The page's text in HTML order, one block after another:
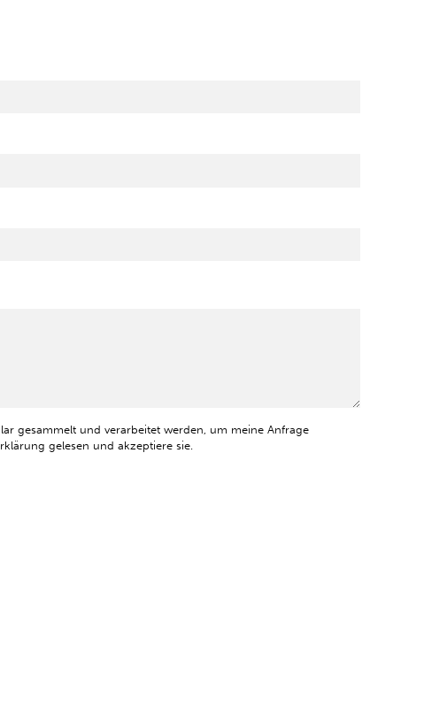
gesammelt und verarbeitet werden, um meine Anfrage
gelesen und akzeptiere sie.